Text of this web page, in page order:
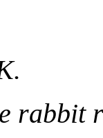
rabbit